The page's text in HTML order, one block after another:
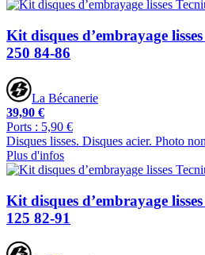
Kit disques d’embrayage
250 84-86
La Bécanerie
39,90 €
Ports : 5,90 €
Disques lisses. Disques acier. Photo
Plus d'infos
Kit disques d’embrayage
125 82-91